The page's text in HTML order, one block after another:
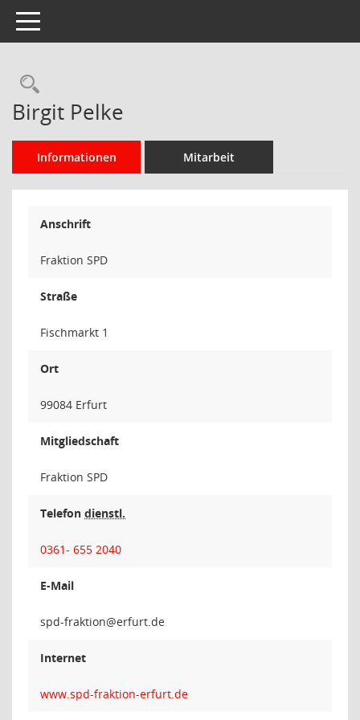
Toggle navigation
Rechercheauswahl
Birgit Pelke
Informationen Mitarbeit
Anschrift
Fraktion SPD
Straße
Fischmarkt 1
Ort
99084 Erfurt
Mitgliedschaft
Fraktion SPD
Telefon dienstl.
0361- 655 2040
E-Mail
noitka
Internet
www.spd-fraktion-erfurt.de